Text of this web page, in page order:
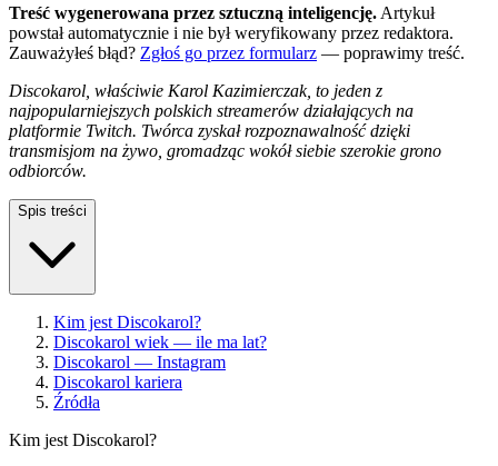
Treść wygenerowana przez sztuczną inteligencję. Artykuł
powstał automatycznie i nie był weryfikowany przez redaktora.
Zauważyłeś błąd? Zgłoś go przez formularz — poprawimy treść.
Discokarol, właściwie Karol Kazimierczak, to jeden z
najpopularniejszych polskich streamerów działających na
platformie Twitch. Twórca zyskał rozpoznawalność dzięki
transmisjom na żywo, gromadząc wokół siebie szerokie grono
odbiorców.
Spis treści
Kim jest Discokarol?
Discokarol wiek — ile ma lat?
Discokarol — Instagram
Discokarol kariera
Źródła
Kim jest Discokarol?